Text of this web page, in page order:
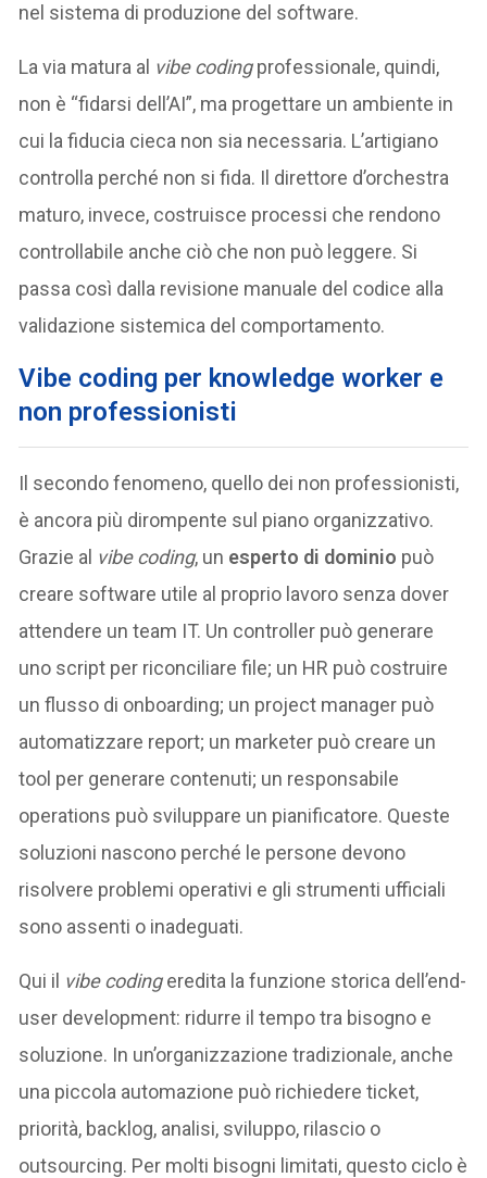
nel sistema di produzione del software.
La via matura al vibe codingprofessionale, quindi,
non è “fidarsi dell’AI”, ma progettare un ambiente in
cui la fiducia cieca non sia necessaria. L’artigiano
controlla perché non si fida. Il direttore d’orchestra
maturo, invece, costruisce processi che rendono
controllabile anche ciò che non può leggere. Si
passa così dalla revisione manuale del codice alla
validazione sistemica del comportamento.
Vibe coding per knowledge worker e
non professionisti
Il secondo fenomeno, quello dei non professionisti,
è ancora più dirompente sul piano organizzativo.
Grazie al vibe coding, un esperto di dominio può
creare software utile al proprio lavoro senza dover
attendere un team IT. Un controller può generare
uno script per riconciliare file; un HR può costruire
un flusso di onboarding; un project manager può
automatizzare report; un marketer può creare un
tool per generare contenuti; un responsabile
operations può sviluppare un pianificatore. Queste
soluzioni nascono perché le persone devono
risolvere problemi operativi e gli strumenti ufficiali
sono assenti o inadeguati.
Qui il vibe codingeredita la funzione storica dell’end-
user development: ridurre il tempo tra bisogno e
soluzione. In un’organizzazione tradizionale, anche
una piccola automazione può richiedere ticket,
priorità, backlog, analisi, sviluppo, rilascio o
outsourcing. Per molti bisogni limitati, questo ciclo è